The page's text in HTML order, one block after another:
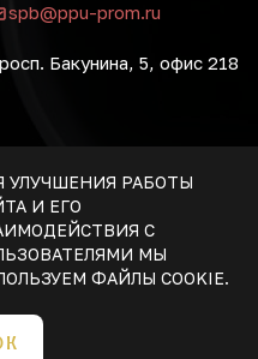
spb@ppu-prom.ru
Бакунина, 5, офис 218
2026.
БЕЗ
НЕ ЯВЛЯЕТСЯ
ДАННЫХ
ДАННЫХ
УЛУЧШЕНИЯ РАБОТЫ
И ЕГО
С
МЫ
ФАЙЛЫ COOKIE.